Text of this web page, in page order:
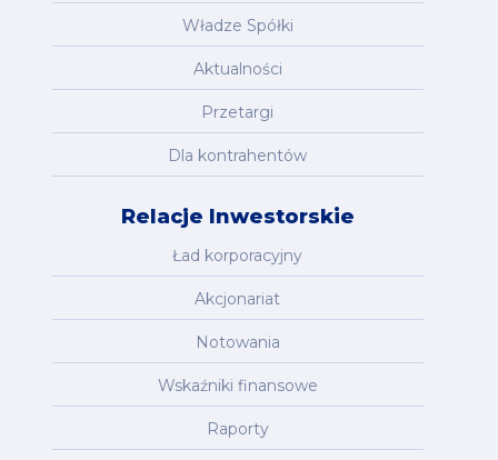
Władze Spółki
Aktualności
Przetargi
Dla kontrahentów
Relacje Inwestorskie
Ład korporacyjny
Akcjonariat
Notowania
Wskaźniki finansowe
Raporty